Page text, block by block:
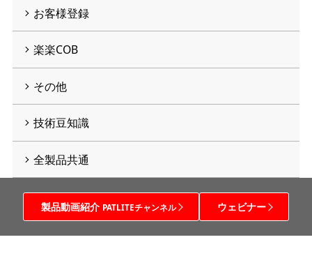
お客様登録
楽楽COB
その他
技術豆知識
全製品共通
製品動画紹介 PATLITEチャンネル ウェビナー